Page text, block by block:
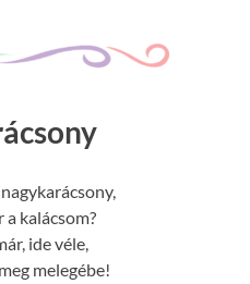
kalácsom?
ide véle,
melegébe!